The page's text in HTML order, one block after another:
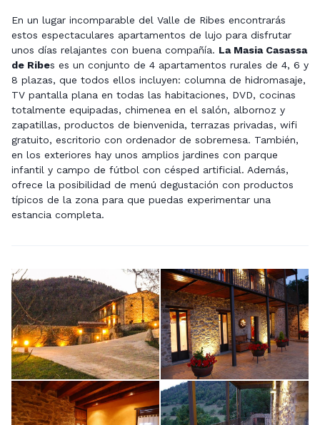
En un lugar incomparable del Valle de Ribes encontrarás
estos espectaculares apartamentos de lujo para disfrutar
unos días relajantes con buena compañía. La Masia Casassa
de Ribes es un conjunto de 4 apartamentos rurales de 4, 6 y
8 plazas, que todos ellos incluyen: columna de hidromasaje,
TV pantalla plana en todas las habitaciones, DVD, cocinas
totalmente equipadas, chimenea en el salón, albornoz y
zapatillas, productos de bienvenida, terrazas privadas, wifi
gratuito, escritorio con ordenador de sobremesa. También,
en los exteriores hay unos amplios jardines con parque
infantil y campo de fútbol con césped artificial. Además,
ofrece la posibilidad de menú degustación con productos
típicos de la zona para que puedas experimentar una
estancia completa.